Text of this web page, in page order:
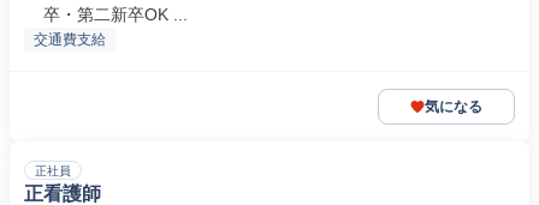
卒・第二新卒OK ...
交通費支給
気になる
正社員
正看護師